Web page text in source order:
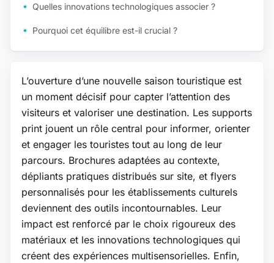
Quelles innovations technologiques associer ?
Pourquoi cet équilibre est-il crucial ?
L’ouverture d’une nouvelle saison touristique est
un moment décisif pour capter l’attention des
visiteurs et valoriser une destination. Les supports
print jouent un rôle central pour informer, orienter
et engager les touristes tout au long de leur
parcours. Brochures adaptées au contexte,
dépliants pratiques distribués sur site, et flyers
personnalisés pour les établissements culturels
deviennent des outils incontournables. Leur
impact est renforcé par le choix rigoureux des
matériaux et les innovations technologiques qui
créent des expériences multisensorielles. Enfin,